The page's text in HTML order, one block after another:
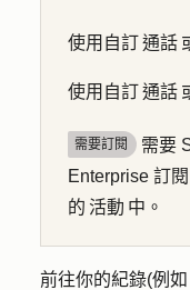
使用自訂 通話
使用自訂 通話
需要訂閱
需要
Enterprise 訂
的 活動 中。
前往你的紀錄(例